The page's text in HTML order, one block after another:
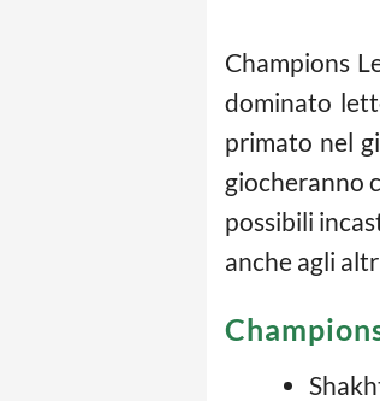
Champions
dominato
primato nel
giocheranno
possibili
anche agli